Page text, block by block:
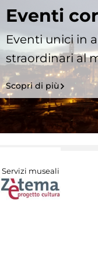
Eventi
Eventi unici in
straordinari al
Scopri di più
Servizi museali